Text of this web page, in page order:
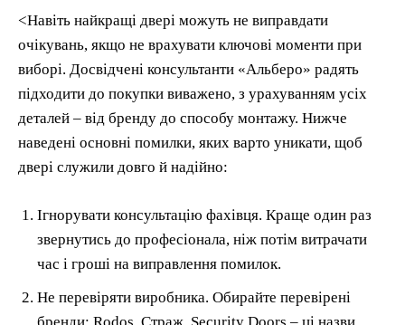
<Навіть найкращі двері можуть не виправдати
очікувань, якщо не врахувати ключові моменти при
виборі. Досвідчені консультанти «Альберо» радять
підходити до покупки виважено, з урахуванням усіх
деталей – від бренду до способу монтажу. Нижче
наведені основні помилки, яких варто уникати, щоб
двері служили довго й надійно:
Ігнорувати консультацію фахівця. Краще один раз
звернутись до професіонала, ніж потім витрачати
час і гроші на виправлення помилок.
Не перевіряти виробника. Обирайте перевірені
бренди: Rodos, Страж, Security Doors – ці назви